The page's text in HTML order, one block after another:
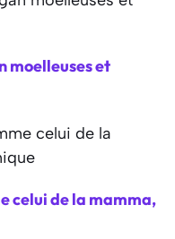
moelleuses et
celui de la mamma,